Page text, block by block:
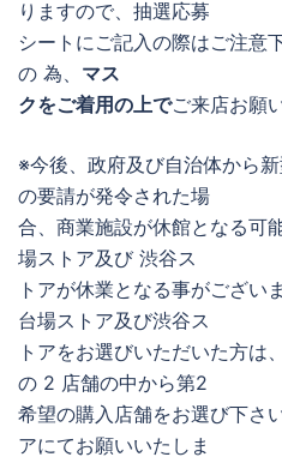
りますので、抽選応募
シートにご記入の際はご注意
の 為、 マス
クをご着用の上でご来店お願
※今後、政府及び自治体から
の要請が発令された場
合、商業施設が休館となる可
場ストア及び 渋谷ス
トアが休業となる事がござい
台場ストア及び渋谷ス
トアをお選びいただいた方は
の 2 店舗の中から第2
希望の購入店舗をお選び下さ
アにてお願いいたしま